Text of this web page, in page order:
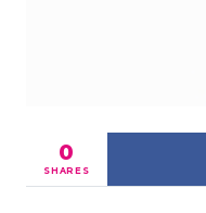
0
SHARES